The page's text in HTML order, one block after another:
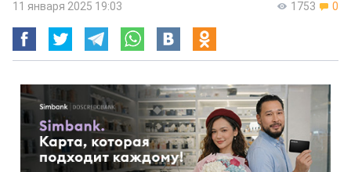
1753 0
11 января 2025 19:03